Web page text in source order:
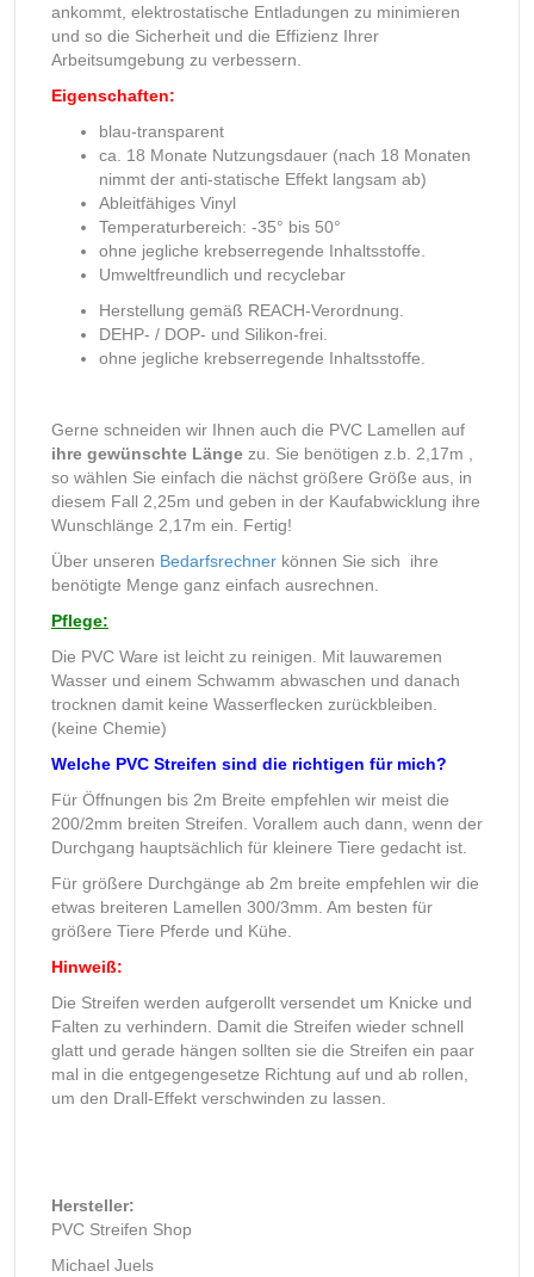
ankommt, elektrostatische Entladungen zu minimieren
und so die Sicherheit und die Effizienz Ihrer
Arbeitsumgebung zu verbessern.
Eigenschaften:
blau-transparent
ca. 18 Monate Nutzungsdauer (nach 18 Monaten
nimmt der anti-statische Effekt langsam ab)
Ableitfähiges Vinyl
Temperaturbereich: -35° bis 50°
ohne jegliche krebserregende Inhaltsstoffe.
Umweltfreundlich und recyclebar
Herstellung gemäß REACH-Verordnung.
DEHP- / DOP- und Silikon-frei.
ohne jegliche krebserregende Inhaltsstoffe.
Gerne schneiden wir Ihnen auch die PVC Lamellen auf
ihre gewünschte Länge zu. Sie benötigen z.b. 2,17m ,
so wählen Sie einfach die nächst größere Größe aus, in
diesem Fall 2,25m und geben in der Kaufabwicklung ihre
Wunschlänge 2,17m ein. Fertig!
Über unseren Bedarfsrechner können Sie sich ihre
benötigte Menge ganz einfach ausrechnen.
Pflege:
Die PVC Ware ist leicht zu reinigen. Mit lauwaremen
Wasser und einem Schwamm abwaschen und danach
trocknen damit keine Wasserflecken zurückbleiben.
(keine Chemie)
Welche PVC Streifen sind die richtigen für mich?
Für Öffnungen bis 2m Breite empfehlen wir meist die
200/2mm breiten Streifen. Vorallem auch dann, wenn der
Durchgang hauptsächlich für kleinere Tiere gedacht ist.
Für größere Durchgänge ab 2m breite empfehlen wir die
etwas breiteren Lamellen 300/3mm. Am besten für
größere Tiere Pferde und Kühe.
Hinweiß:
Die Streifen werden aufgerollt versendet um Knicke und
Falten zu verhindern. Damit die Streifen wieder schnell
glatt und gerade hängen sollten sie die Streifen ein paar
mal in die entgegengesetze Richtung auf und ab rollen,
um den Drall-Effekt verschwinden zu lassen.
Hersteller:
PVC Streifen Shop
Michael Juels